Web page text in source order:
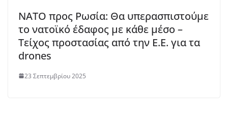
ΝΑΤΟ προς Ρωσία: Θα υπερασπιστούμε
το νατοϊκό έδαφος με κάθε μέσο –
Τείχος προστασίας από την Ε.Ε. για τα
drones
23 Σεπτεμβρίου 2025